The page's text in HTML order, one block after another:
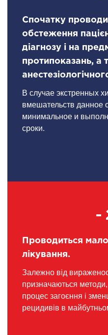
Спочатку
обстеження
діагнозу і на
протипоказань, а
В случае экстренных
вмешательств данное
минимальное и
сроки.
-
Проводиться
лікування.
Залежно від
призначаються
процес загоєння і
рецидивів в